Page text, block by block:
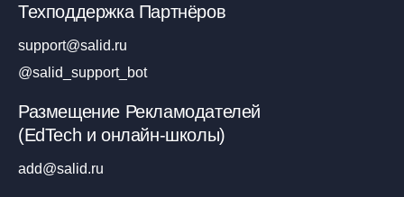
Техподдержка Партнёров
support@salid.ru
@salid_support_bot
Размещение Рекламодателей
(EdTech и онлайн-школы)
add@salid.ru